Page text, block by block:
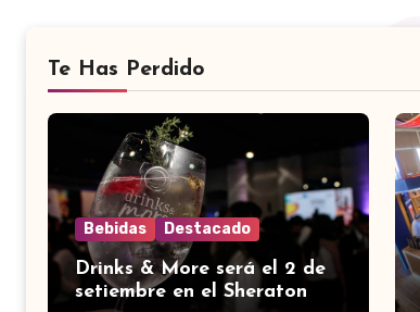
Te Has Perdido
Bebidas Destacado
Drinks & More será el 2 de
setiembre en el Sheraton